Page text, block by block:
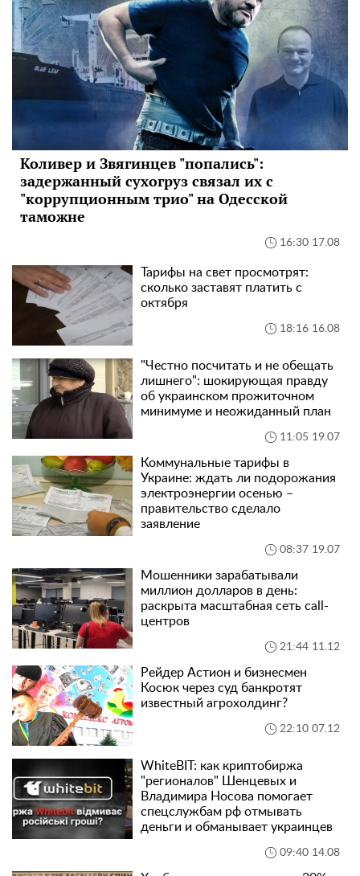
Коливер и Звягинцев "попались":
задержанный сухогруз связал их с
"коррупционным трио" на Одесской
таможне
16:30 17.08
Тарифы на свет просмотрят:
сколько заставят платить с
октября
18:16 16.08
"Честно посчитать и не обещать
лишнего": шокирующая правду
об украинском прожиточном
минимуме и неожиданный план
11:05 19.07
Коммунальные тарифы в
Украине: ждать ли подорожания
электроэнергии осенью –
правительство сделало
заявление
08:37 19.07
Мошенники зарабатывали
миллион долларов в день:
раскрыта масштабная сеть call-
центров
21:44 11.12
Рейдер Астион и бизнесмен
Косюк через суд банкротят
известный агрохолдинг?
22:10 07.12
WhiteBIT: как криптобиржа
"регионалов" Шенцевых и
Владимира Носова помогает
спецслужбам рф отмывать
деньги и обманывает украинцев
09:40 14.08